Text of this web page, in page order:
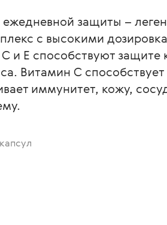
защиты –
с высокими
и Е способствуют защите
Витамин С
иммунитет, кожу,